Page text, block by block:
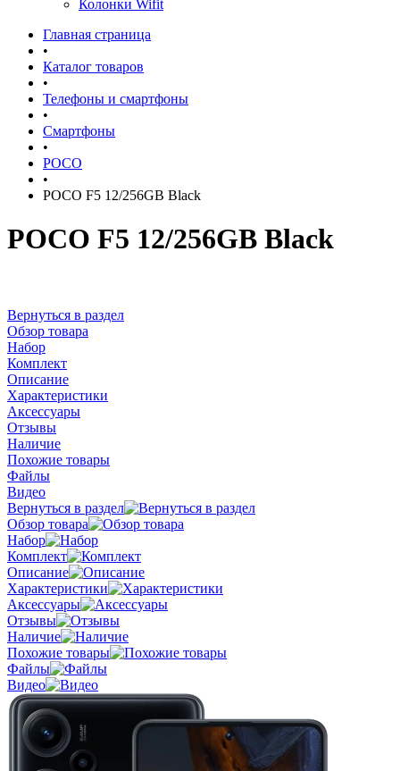
Колонки Wifit
Главная страница
•
Каталог товаров
•
Телефоны и смартфоны
•
Смартфоны
•
POCO
•
POCO F5 12/256GB Black
POCO F5 12/256GB Black
Вернуться в раздел
Обзор товара
Набор
Комплект
Описание
Характеристики
Аксессуары
Отзывы
Наличие
Похожие товары
Файлы
Видео
Вернуться в раздел
Обзор товара
Набор
Комплект
Описание
Характеристики
Аксессуары
Отзывы
Наличие
Похожие товары
Файлы
Видео